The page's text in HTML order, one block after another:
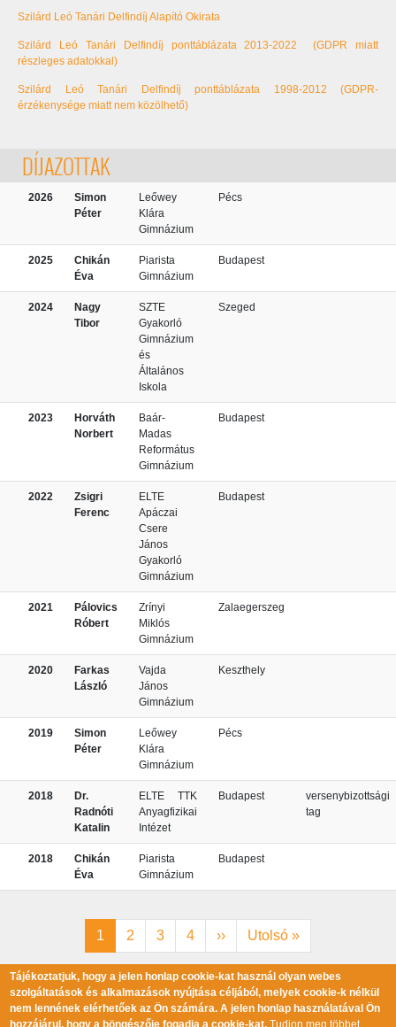
Szilárd Leó Tanári Delfindíj Alapító Okirata
Szilárd Leó Tanári Delfindíj ponttáblázata 2013-2022 (GDPR miatt
részleges adatokkal)
Szilárd Leó Tanári Delfindíj ponttáblázata 1998-2012 (GDPR-
érzékenysége miatt nem közölhető)
DÍJAZOTTAK
2026
Simon
Péter
Leőwey
Klára
Gimnázium
Pécs
2025
Chikán
Éva
Piarista
Gimnázium
Budapest
2024
Nagy
Tibor
SZTE
Gyakorló
Gimnázium
és
Általános
Iskola
Szeged
2023
Horváth
Norbert
Baár-
Madas
Református
Gimnázium
Budapest
2022
Zsigri
Ferenc
ELTE
Apáczai
Csere
János
Gyakorló
Gimnázium
Budapest
2021
Pálovics
Róbert
Zrínyi
Miklós
Gimnázium
Zalaegerszeg
2020
Farkas
László
Vajda
János
Gimnázium
Keszthely
2019
Simon
Péter
Leőwey
Klára
Gimnázium
Pécs
2018
Dr.
Radnóti
Katalin
ELTE TTK
Anyagfizikai
Intézet
Budapest
versenybizottsági
tag
2018
Chikán
Éva
Piarista
Gimnázium
Budapest
Jelenlegi oldal
1 Oldal
2 Oldal
3 Oldal
4 Következő oldal
›› Utolsó oldal
Utolsó »
Minden jog fenntartva © 2017 Szilárd Leó Tehetséggondozó Alapítvány |
Tájékoztatjuk, hogy a jelen honlap cookie-kat használ olyan webes
szolgáltatások és alkalmazások nyújtása céljából, melyek cookie-k nélkül
nem lennének elérhetőek az Ön számára. A jelen honlap használatával Ön
hozzájárul, hogy a böngészője fogadja a cookie-kat. Tudjon meg többet…